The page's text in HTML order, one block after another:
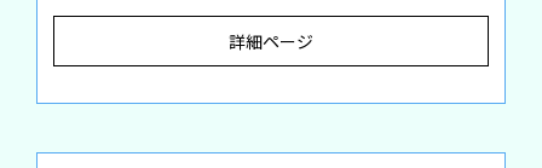
詳細ページ